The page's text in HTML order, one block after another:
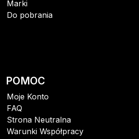
Marki
Do pobrania
POMOC
Moje Konto
FAQ
Strona Neutralna
Warunki Współpracy